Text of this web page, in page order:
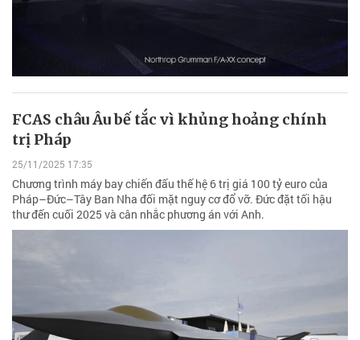
FCAS châu Âu bế tắc vì khủng hoảng chính
trị Pháp
25/11/2025 17:35
Chương trình máy bay chiến đấu thế hệ 6 trị giá 100 tỷ euro của
Pháp–Đức–Tây Ban Nha đối mặt nguy cơ đổ vỡ. Đức đặt tối hậu
thư đến cuối 2025 và cân nhắc phương án với Anh.